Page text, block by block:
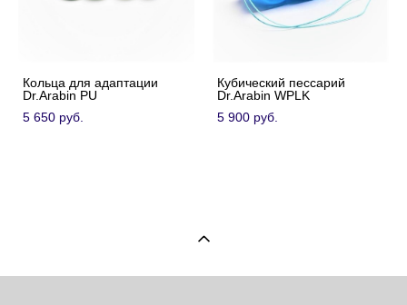
Кольца для адаптации
Dr.Arabin PU
5 650 pуб.
Кубический пессарий
Dr.Arabin WPLK
5 900 pуб.